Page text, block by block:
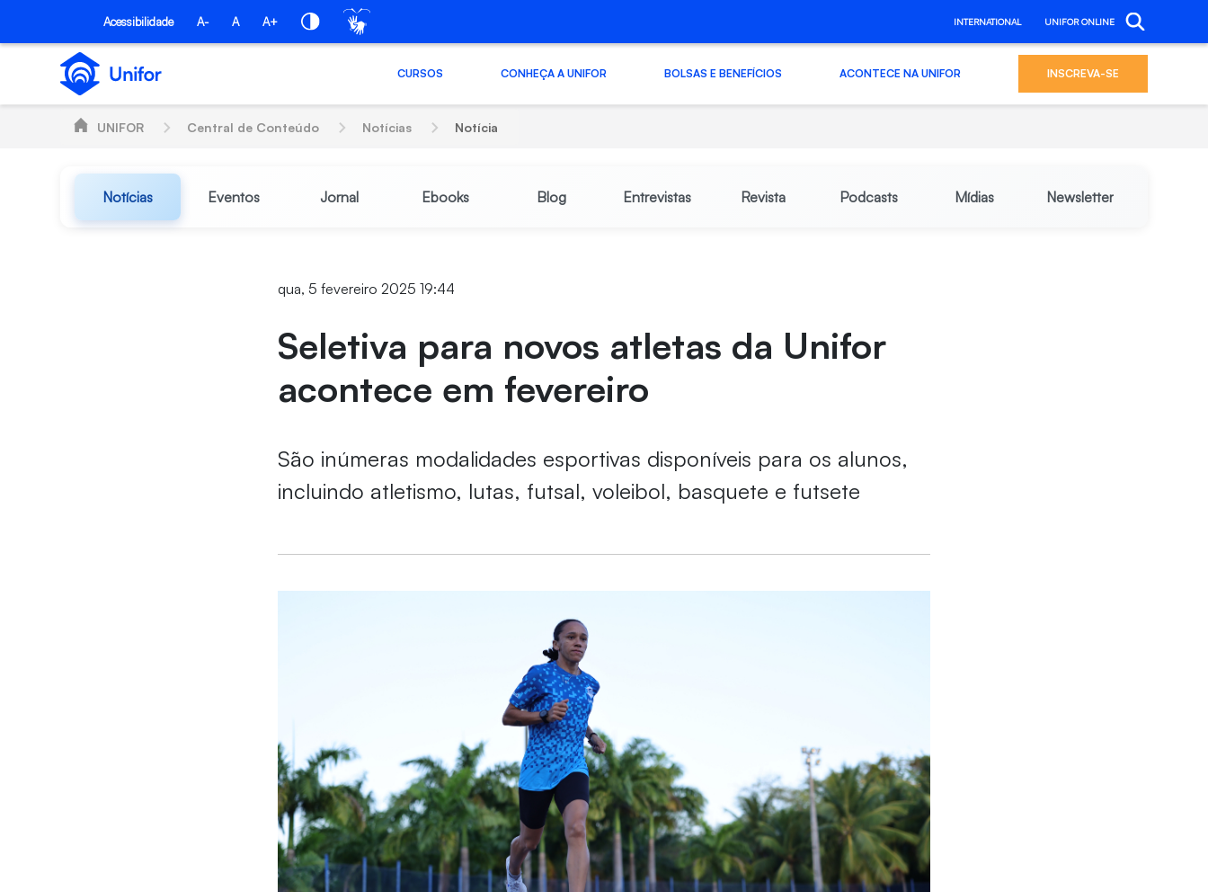
Pular para o Conteúdo principal
Acessibilidade A- A A+ INTERNATIONAL UNIFOR ONLINE
CURSOS CONHEÇA A UNIFOR BOLSAS E BENEFÍCIOS ACONTECE NA UNIFOR INSCREVA-SE
UNIFOR Central de Conteúdo Notícias Notícia
Notícias Eventos Jornal Ebooks Blog Entrevistas Revista Podcasts Mídias Newsletter
qua, 5 fevereiro 2025 19:44
Seletiva para novos atletas da Unifor
acontece em fevereiro
São inúmeras modalidades esportivas disponíveis para os alunos,
incluindo atletismo, lutas, futsal, voleibol, basquete e futsete